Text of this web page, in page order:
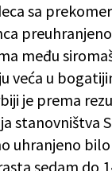
sa
među
veća u
je prema
stanovništva
uhranjeno
sedam do